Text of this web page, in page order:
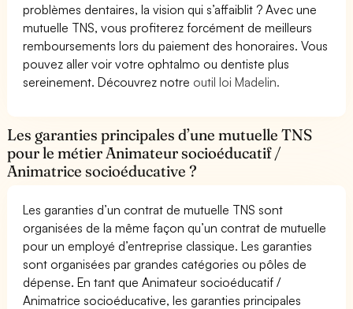
problèmes dentaires, la vision qui s’affaiblit ? Avec une
mutuelle TNS, vous profiterez forcément de meilleurs
remboursements lors du paiement des honoraires. Vous
pouvez aller voir votre ophtalmo ou dentiste plus
sereinement. Découvrez notre outil loi Madelin.
Les garanties principales d’une mutuelle TNS
pour le métier Animateur socioéducatif /
Animatrice socioéducative ?
Les garanties d’un contrat de mutuelle TNS sont
organisées de la même façon qu’un contrat de mutuelle
pour un employé d’entreprise classique. Les garanties
sont organisées par grandes catégories ou pôles de
dépense. En tant que Animateur socioéducatif /
Animatrice socioéducative, les garanties principales